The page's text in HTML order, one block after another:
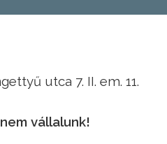
utca 7. II. em. 11.
vállalunk!